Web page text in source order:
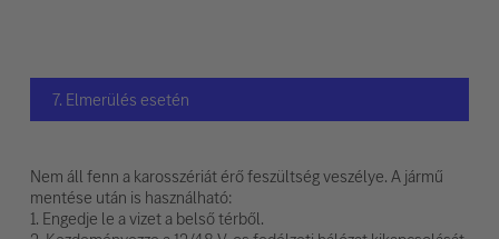
7. Elmerülés esetén
Nem áll fenn a karosszériát érő feszültség veszélye. A jármű
mentése után is használható:
1. Engedje le a vizet a belső térből.